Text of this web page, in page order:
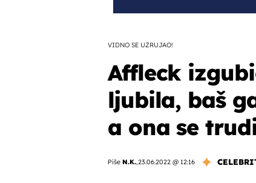
VIDNO SE UZRUJAO!
Affleck
ljubila, baš
a ona se
Piše N.K.,23.06.2022 @ 12:16